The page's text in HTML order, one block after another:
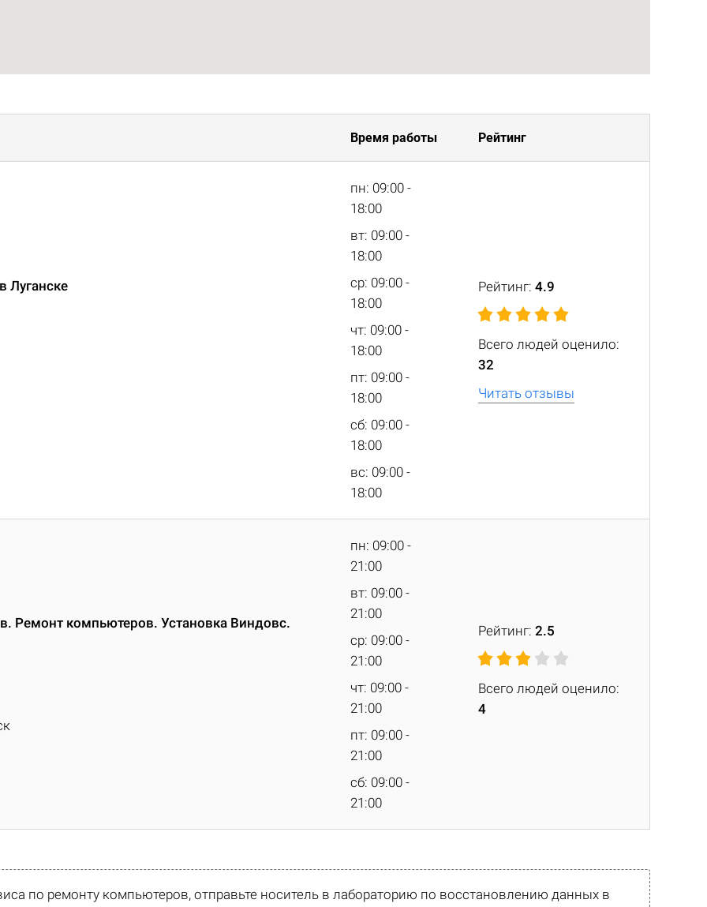
Время работы Рейтинг
Луганске
пн: 09:00 -
18:00
вт: 09:00 -
18:00
ср: 09:00 -
18:00
чт: 09:00 -
18:00
пт: 09:00 -
18:00
сб: 09:00 -
18:00
вс: 09:00 -
18:00
Рейтинг: 4.9
Всего людей оценило:
32
Читать отзывы
Ремонт компьютеров. Установка Виндовс.
пн: 09:00 -
21:00
вт: 09:00 -
21:00
ср: 09:00 -
21:00
чт: 09:00 -
21:00
пт: 09:00 -
21:00
сб: 09:00 -
21:00
Рейтинг: 2.5
Всего людей оценило:
4
по ремонту компьютеров, отправьте носитель в лабораторию по восстановлению данных в